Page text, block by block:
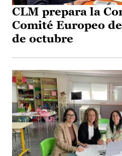
CLM prepara la
Comité Europeo
de octubre